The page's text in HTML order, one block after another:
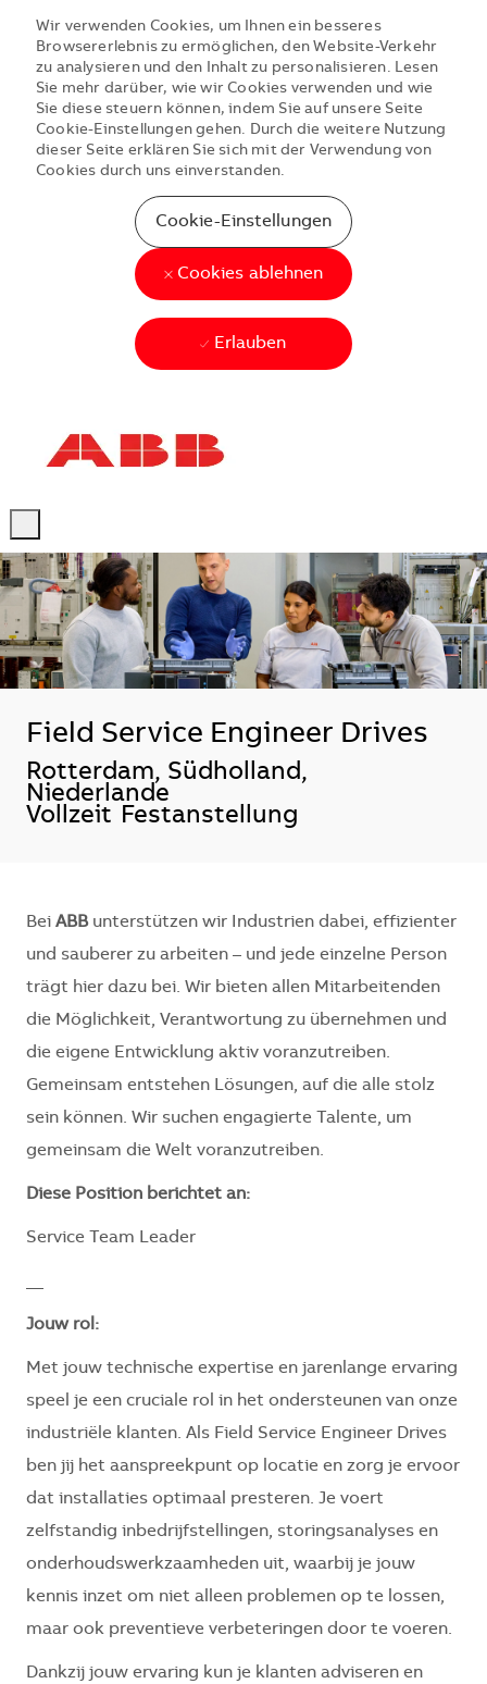
-
-
Wir verwenden Cookies, um Ihnen ein besseres
Browsererlebnis zu ermöglichen, den Website-Verkehr
zu analysieren und den Inhalt zu personalisieren. Lesen
Sie mehr darüber, wie wir Cookies verwenden und wie
Sie diese steuern können, indem Sie auf unsere Seite
Cookie-Einstellungen gehen. Durch die weitere Nutzung
dieser Seite erklären Sie sich mit der Verwendung von
Cookies durch uns einverstanden.
Cookie-Einstellungen
Cookies ablehnen
Erlauben
Field Service Engineer Drives
Standort
Rotterdam, Südholland,
Niederlande
Vollzeit Festanstellung
Bei ABBunterstützen wir Industrien dabei, effizienter
und sauberer zu arbeiten – und jede einzelne Person
trägt hier dazu bei. Wir bieten allen Mitarbeitenden
die Möglichkeit, Verantwortung zu übernehmen und
die eigene Entwicklung aktiv voranzutreiben.
Gemeinsam entstehen Lösungen, auf die alle stolz
sein können. Wir suchen engagierte Talente, um
gemeinsam die Welt voranzutreiben.
Diese Position berichtet an:
Service Team Leader
Jouw rol:
Met jouw technische expertise en jarenlange ervaring
speel je een cruciale rol in het ondersteunen van onze
industriële klanten. Als Field Service Engineer Drives
ben jij het aanspreekpunt op locatie en zorg je ervoor
dat installaties optimaal presteren. Je voert
zelfstandig inbedrijfstellingen, storingsanalyses en
onderhoudswerkzaamheden uit, waarbij je jouw
kennis inzet om niet alleen problemen op te lossen,
maar ook preventieve verbeteringen door te voeren.
Dankzij jouw ervaring kun je klanten adviseren en